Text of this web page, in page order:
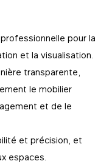
pour la
et la visualisation.
transparente,
le mobilier
et de le
et précision, et
espaces.